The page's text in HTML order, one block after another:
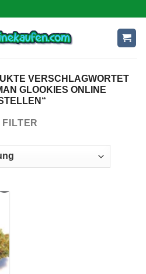
VERSCHLAGWORTET
GLOOKIES ONLINE
FILTER